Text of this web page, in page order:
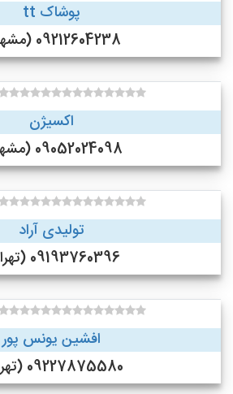
پوشاک tt
09212604238 (مشهد )
اکسیژن
09052024098 (مشهد )
تولیدی آراد
09193760396 (تهران)
افشین یونس پور
09227875580 (تهران)